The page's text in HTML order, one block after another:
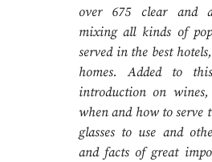
over 675 clear and
mixing all kinds of
served in the best
homes. Added to
introduction on
when and how to serve
glasses to use and
and facts of great